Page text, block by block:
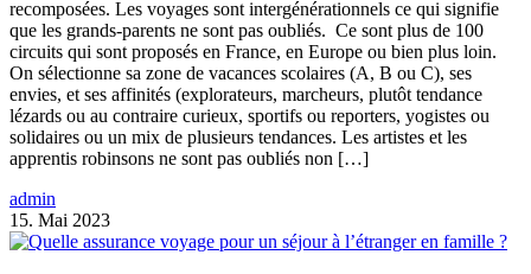
recomposées. Les voyages sont intergénérationnels ce qui signifie
que les grands-parents ne sont pas oubliés. Ce sont plus de 100
circuits qui sont proposés en France, en Europe ou bien plus loin.
On sélectionne sa zone de vacances scolaires (A, B ou C), ses
envies, et ses affinités (explorateurs, marcheurs, plutôt tendance
lézards ou au contraire curieux, sportifs ou reporters, yogistes ou
solidaires ou un mix de plusieurs tendances. Les artistes et les
apprentis robinsons ne sont pas oubliés non […]
admin
15. Mai 2023